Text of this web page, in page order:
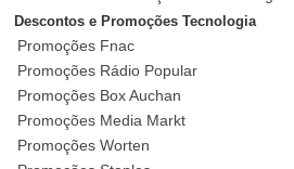
Descontos e Promoções Tecnologia
Promoções Fnac
Promoções Rádio Popular
Promoções Box Auchan
Promoções Media Markt
Promoções Worten